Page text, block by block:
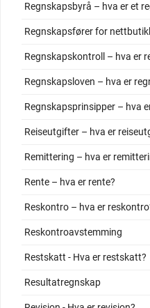
Regnskapsbyrå – hva er et
Regnskapsfører for
Regnskapskontroll – hva er
Regnskapsloven – hva er
Regnskapsprinsipper – hva
Reiseutgifter – hva er
Remittering – hva er
Rente – hva er rente?
Reskontro – hva er
Reskontroavstemming
Restskatt - Hva er restskatt?
Resultatregnskap